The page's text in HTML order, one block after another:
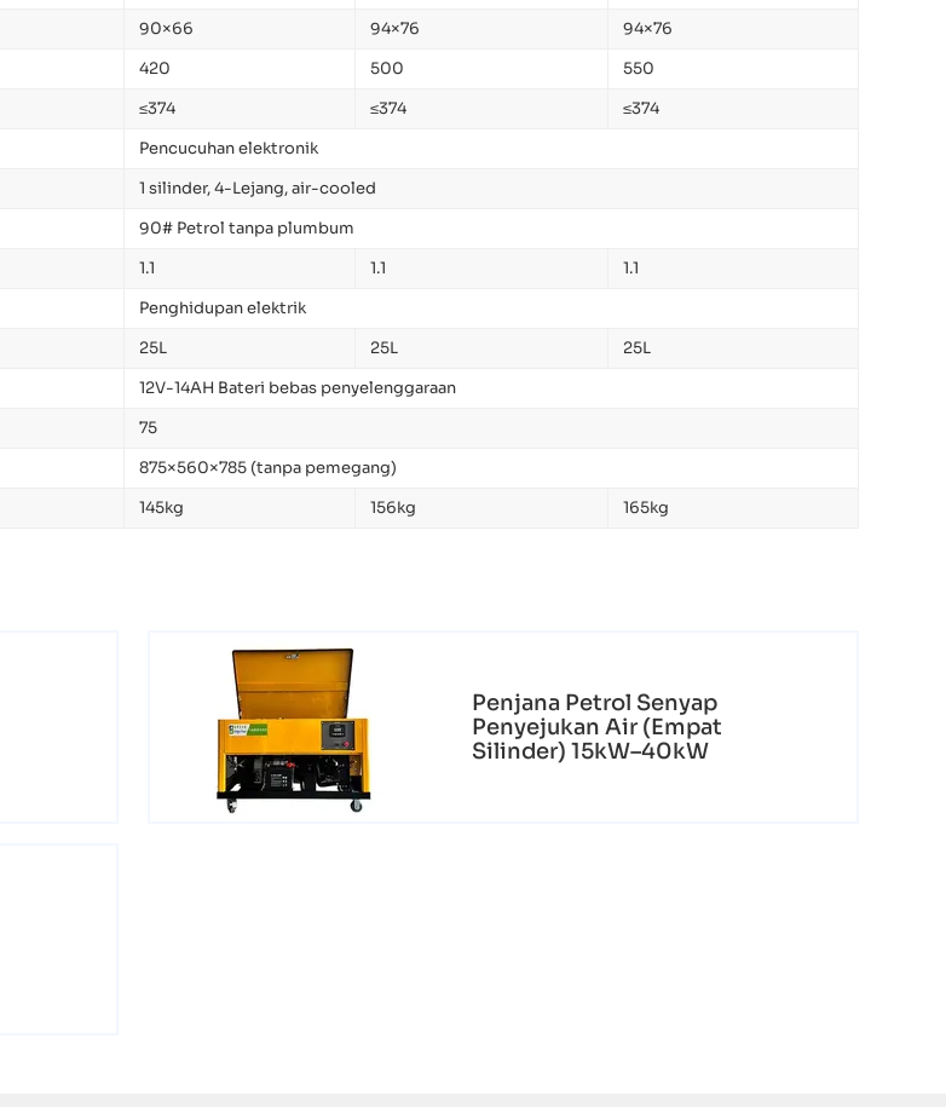
90×66 94×76 94×76
420 500 550
≤374 ≤374 ≤374
Pencucuhan elektronik
1 silinder, 4-Lejang, air-cooled
90# Petrol tanpa plumbum
1.1 1.1 1.1
Penghidupan elektrik
25L 25L 25L
12V-14AH Bateri bebas penyelenggaraan
75
875×560×785 (tanpa pemegang)
145kg 156kg 165kg
Penjana Petrol Senyap
Penyejukan Air (Empat
Silinder) 15kW–40kW